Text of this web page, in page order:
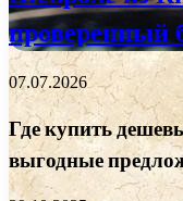
проверенный
07.07.2026
Где купить
выгодные